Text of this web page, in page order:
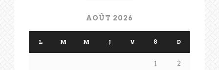
AOÛT 2026
L M M J V S D
1 2